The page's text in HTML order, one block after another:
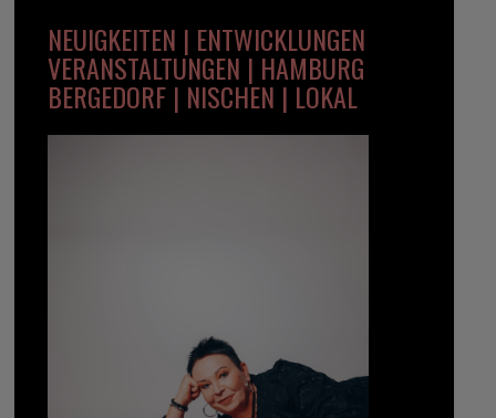
NEUIGKEITEN | ENTWICKLUNGEN
VERANSTALTUNGEN | HAMBURG
BERGEDORF | NISCHEN | LOKAL